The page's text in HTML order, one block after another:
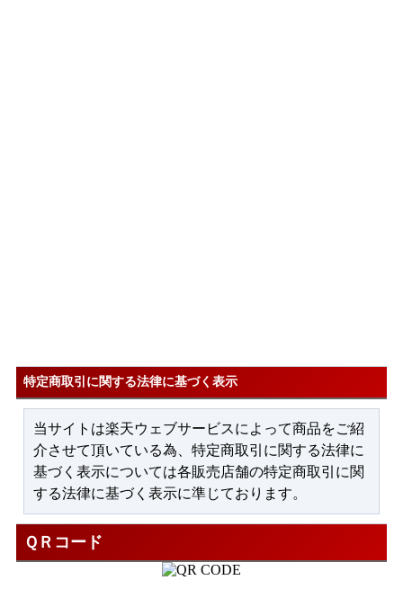
特定商取引に関する法律に基づく表示
当サイトは楽天ウェブサービスによって商品をご紹
介させて頂いている為、特定商取引に関する法律に
基づく表示については各販売店舗の特定商取引に関
する法律に基づく表示に準じております。
ＱＲコード